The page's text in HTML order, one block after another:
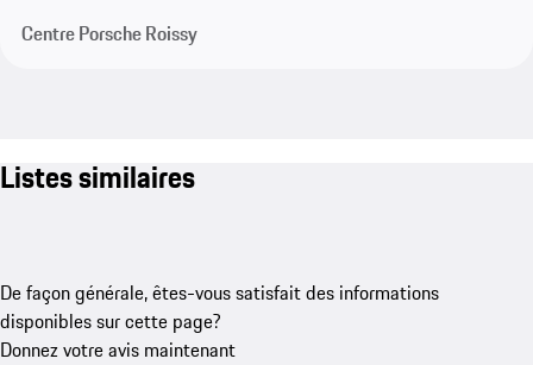
Centre Porsche Roissy
Listes similaires
De façon générale, êtes-vous satisfait des informations
disponibles sur cette page?
Donnez votre avis maintenant